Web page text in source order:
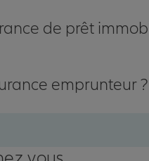
de prêt
emprunteur ?